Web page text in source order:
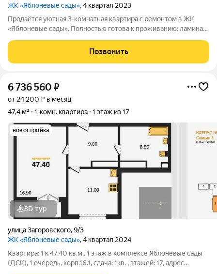
ЖК «Яблоневые сады», 4 квартал 2023
Продаётся уютная 3-комнатная квартира с ремонтом в ЖК
«Яблоневые сады». Полностью готова к проживанию: ламинат,
современные двери . Окна на две стороны отличная
освещённость и проветривание. Высокие
Позвонить
6 736 560 ₽
от 24 200 ₽ в месяц
47,4 м²
1-комн. квартира 1 этаж из 17
новостройка
3D-тур
улица Загоровского,9/3
ЖК «Яблоневые сады», 4 квартал 2024
Квартира: 1 к 47,40 кв.м., 1 этаж в комплексе Яблоневые сады
(ДСК), 1 очередь, корп.16.1, сдача: 1кв. , этажей: 17, адрес